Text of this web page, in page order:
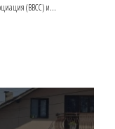
(BBCC) и...